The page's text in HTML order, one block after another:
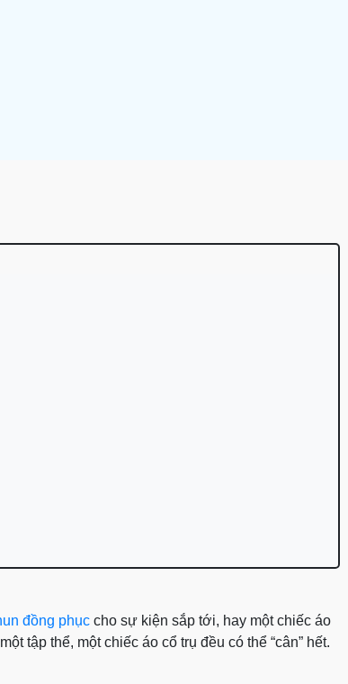
đồng phục cho sự kiện sắp tới, hay một chiếc áo
tập thể, một chiếc áo cổ trụ đều có thể “cân” hết.